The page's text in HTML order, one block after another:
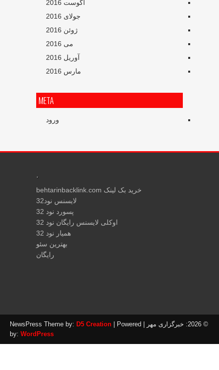
آگوست 2016
جولای 2016
ژوئن 2016
آوریل 2016
مارس 2016
خرید بک لینک behtarinbacklink.com
لایسنس نود32
پسورد نود 32
اوکلی لایسنس رایگان نود 32
همیار نود 32
بهترین سئو
رایگان
| NewsPress Theme by:
D5 Creation| Powered
by: WordPress